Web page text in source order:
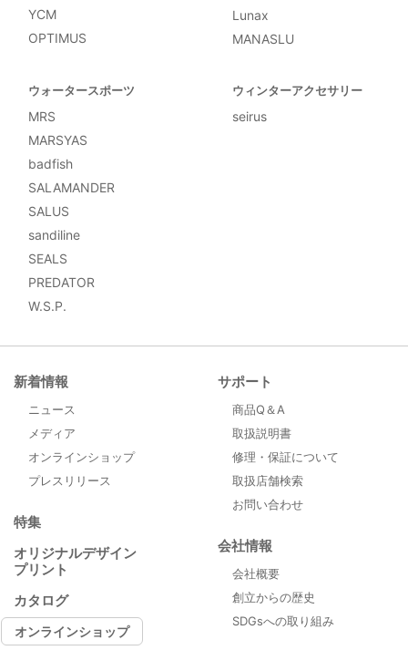
新着情報
ニュース
メディア
オンラインショップ
プレスリリース
特集
オリジナルデザイン
プリント
カタログ
オンラインショップ
サポート
商品Q＆A
取扱説明書
修理・保証について
取扱店舗検索
お問い合わせ
会社情報
会社概要
創立からの歴史
SDGsへの取り組み
YCM
OPTIMUS
Lunax
MANASLU
ウォータースポーツ
MRS
MARSYAS
badfish
SALAMANDER
SALUS
sandiline
SEALS
PREDATOR
W.S.P.
ウィンターアクセサリー
seirus